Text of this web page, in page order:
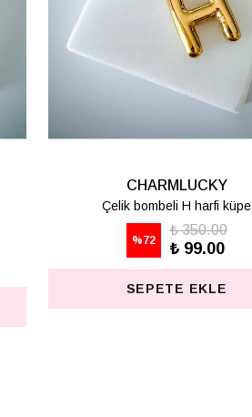
CHARMLUCKY
Çelik bombeli T harfi küpe
%72
₺ 350.00
₺ 99.00
SEPETE EKLE